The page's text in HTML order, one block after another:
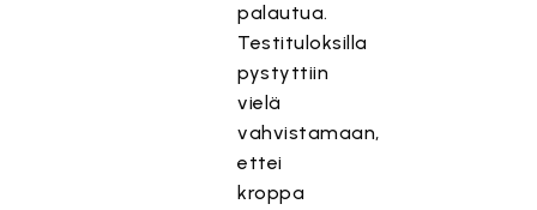
palautua.
Testituloksilla
pystyttiin
vielä
vahvistamaan,
ettei
kroppa